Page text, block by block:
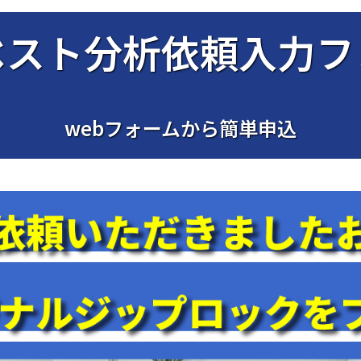
ト分析依頼入力
webフォームから簡単申込